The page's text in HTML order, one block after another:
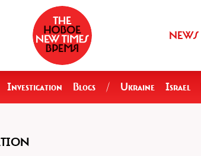
NEWS
Investigation Blogs / Ukraine Israel